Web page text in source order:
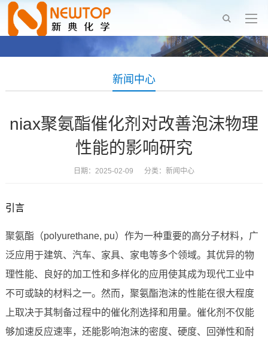
新闻中心
niax聚氨酯催化剂对改善泡沫物理
性能的影响研究
日期：2025-02-09 分类： 新闻中心
引言
聚氨酯（polyurethane, pu）作为一种重要的高分子材料，广
泛应用于建筑、汽车、家具、家电等多个领域。其优异的物
理性能、良好的加工性和多样化的应用使其成为现代工业中
不可或缺的材料之一。然而，聚氨酯泡沫的性能在很大程度
上取决于其制备过程中的催化剂选择和用量。催化剂不仅能
够加速反应速率，还能影响泡沫的密度、硬度、回弹性和耐